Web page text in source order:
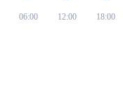
06:00 12:00 18:00